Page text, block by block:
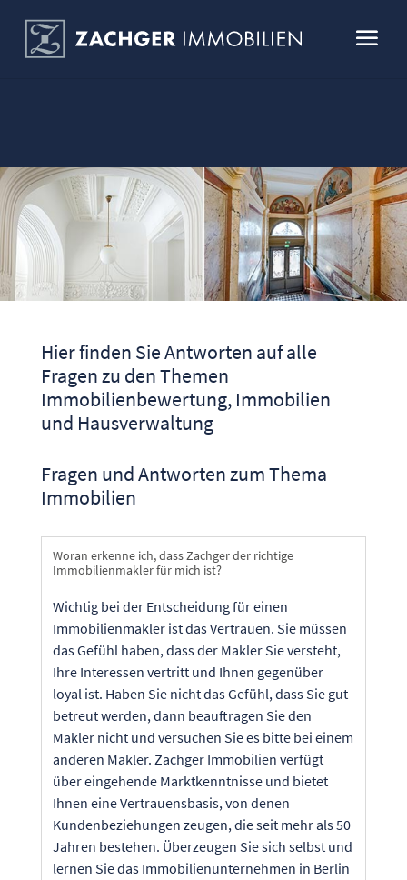
Hier finden Sie Antworten auf alle
Fragen zu den Themen
Immobilienbewertung, Immobilien
und Hausverwaltung
Fragen und Antworten zum Thema
Immobilien
Woran erkenne ich, dass Zachger der richtige
Immobilienmakler für mich ist?
Wichtig bei der Entscheidung für einen
Immobilienmakler ist das Vertrauen. Sie müssen
das Gefühl haben, dass der Makler Sie versteht,
Ihre Interessen vertritt und Ihnen gegenüber
loyal ist. Haben Sie nicht das Gefühl, dass Sie gut
betreut werden, dann beauftragen Sie den
Makler nicht und versuchen Sie es bitte bei einem
anderen Makler. Zachger Immobilien verfügt
über eingehende Marktkenntnisse und bietet
Ihnen eine Vertrauensbasis, von denen
Kundenbeziehungen zeugen, die seit mehr als 50
Jahren bestehen. Überzeugen Sie sich selbst und
lernen Sie das Immobilienunternehmen in Berlin